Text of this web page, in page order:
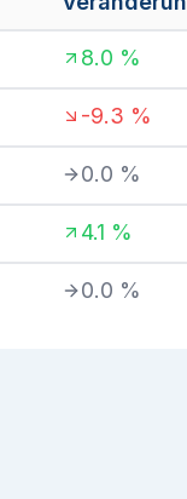
8.0 %
-9.3 %
0.0 %
4.1 %
0.0 %